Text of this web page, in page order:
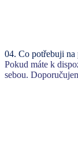
04. Co potřebuji na
Pokud máte k
sebou.